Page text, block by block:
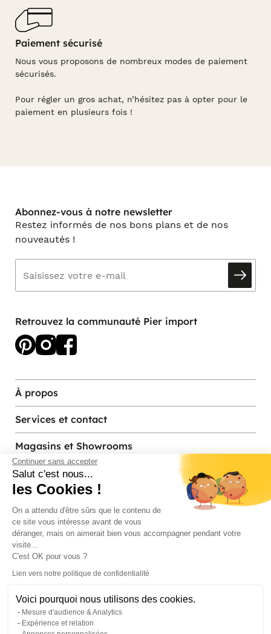
Continuer sans accepter
Salut c'est nous...
les Cookies !
On a attendu d'être sûrs que le contenu de
ce site vous intéresse avant de vous
déranger, mais on aimerait bien vous accompagner pendant votre
visite...
C'est OK pour vous ?
Lien vers notre politique de confidentialité
Voici pourquoi nous utilisons des cookies.
Mesure d'audience & Analytics
Expérience et relation
Paiement sécurisé
Nous vous proposons de nombreux modes de paiement
sécurisés.
Pour régler un gros achat, n’hésitez pas à opter pour le
paiement en plusieurs fois !
Abonnez-vous à notre newsletter
Restez informés de nos bons plans et de nos
nouveautés !
Retrouvez la communauté Pier import
À propos
Services et contact
Magasins et Showrooms
Modes de paiement acceptés
© Pier Import
Mentions legales· Credits·Plan du site